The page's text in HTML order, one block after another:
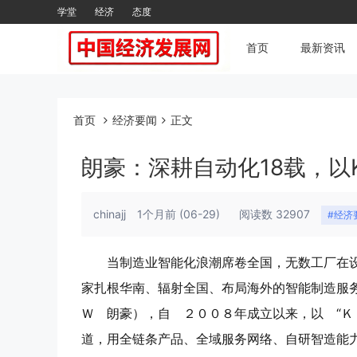
学堂 经济 态度
首页 最新资讯
首页 经济要闻 正文
朗豪：深耕自动化18载，
chinajj 1个月前 (06-29) 阅读数 32907 #经济
当制造业智能化浪潮席卷全国，无数工厂
家扎根华南、辐射全国、布局海外的智能制
Ｗ 朗豪），自 ２００８年成立以来，以 “Ｋ
道，用全链条产品、全域服务网络、自研智造